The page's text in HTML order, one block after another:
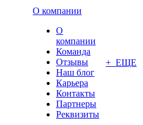
О компании
О
компании
Команда
Отзывы
Наш блог
Карьера
Контакты
Партнеры
Реквизиты
+ ЕЩЕ